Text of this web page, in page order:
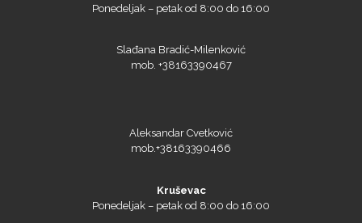
Ponedeljak – petak od 8:00 do 16:00
Slađana Bradić-Milenković
mob. +38163390467
Aleksandar Cvetković
mob.+38163390466
Kruševac
Ponedeljak – petak od 8:00 do 16:00